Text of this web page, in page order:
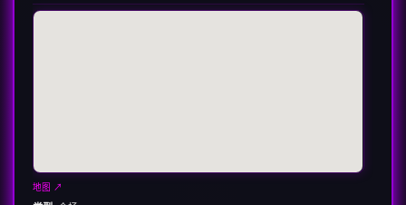
地图 ↗